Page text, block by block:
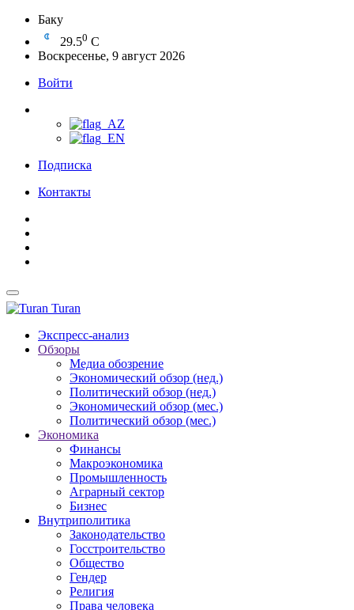
Баку
29.50 C
Воскресенье, 9 август 2026
Войти
Подписка
Контакты
Turan
Экспресс-анализ
Обзоры
Медиа обозрение
Экономический обзор (нед.)
Политический обзор (нед.)
Экономический обзор (мес.)
Политический обзор (мес.)
Экономика
Финансы
Макроэкономика
Промышленность
Аграрный сектор
Бизнес
Внутриполитика
Законодательство
Госстроительство
Общество
Гендер
Религия
Права человека